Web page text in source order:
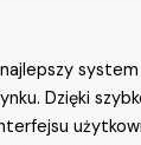
system
Dzięki